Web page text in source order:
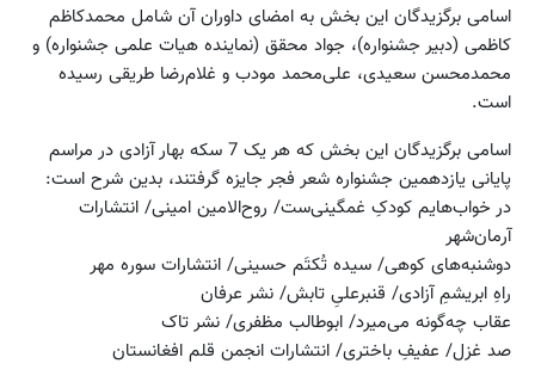
اسامی برگزیدگان این بخش به امضای داوران آن شامل محمدکاظم
کاظمی (دبیر جشنواره)،‌ جواد محقق (نماینده هیات علمی جشنواره) و
محمدمحسن سعیدی، علی‌محمد مودب و غلام‌رضا طریقی رسیده
است.
اسامی برگزیدگان این بخش که هر یک 7 سکه بهار آزادی در مراسم
پایانی یازدهمین جشنواره شعر فجر جایزه گرفتند، بدین شرح است:
در خواب‌هایم کودکِ غمگینی‌ست/ روح‌الامین امینی/ انتشارات
آرمان‌شهر
دوشنبه‌های کوهی/ سیده تُکتَم حسینی/ انتشارات سوره‌ مهر
راهِ ابریشمِ آزادی/ قنبرعلیِ تابش/ نشر عرفان
عقاب‌ چه‌گونه می‌میرد/ ابوطالب مظفری/ نشر تاک
صد غزل/ عفیفِ باختری/ انتشارات انجمن قلم افغانستان